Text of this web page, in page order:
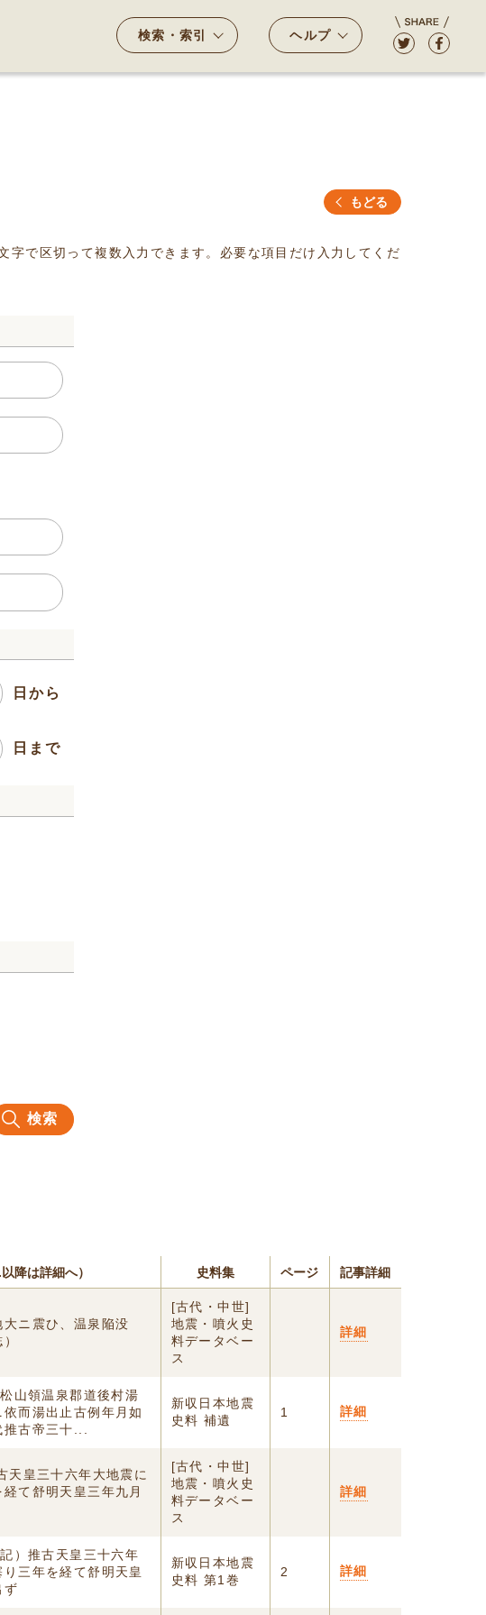
検索・索引 ヘルプ
もどる
で区切って複数入力できます。必要な項目だけ入力してくだ
日から
日まで
検索
降は詳細へ） 史料集 ページ 記事詳細
ニ震ひ、温泉陥没
[古代・中世]
地震・噴火史
料データベー
ス
詳細
山領温泉郡道後村湯
而湯出止古例年月如
推古帝三十...
新収日本地震
史料 補遺
1 詳細
天皇三十六年大地震に
て舒明天皇三年九月
[古代・中世]
地震・噴火史
料データベー
ス
詳細
）推古天皇三十六年
三年を経て舒明天皇
ず
新収日本地震
史料 第1巻
2 詳細